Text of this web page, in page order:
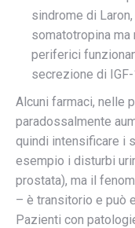
sindrome di
somatotropina
periferici
secrezione di IGF-
Alcuni farmaci, nelle
paradossalmente
quindi intensificare i
esempio i disturbi
prostata), ma il
– è transitorio e può
Pazienti con